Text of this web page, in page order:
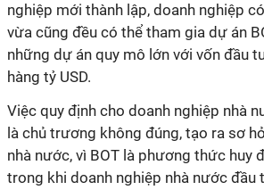
nghiệp mới thành lập, doanh nghiệp
vừa cũng đều có thể tham gia dự án
những dự án quy mô lớn với vốn đầu
hàng tỷ USD.
Việc quy định cho doanh nghiệp nhà
là chủ trương không đúng, tạo ra sơ
nhà nước, vì BOT là phương thức huy
trong khi doanh nghiệp nhà nước